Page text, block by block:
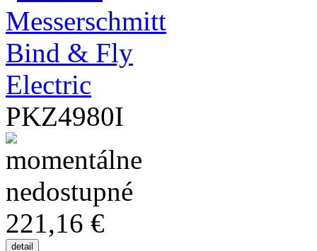
PKZ4980I
221,16 €